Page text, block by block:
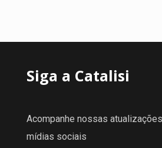
Siga a Catalisi
Acompanhe nossas
mídias sociais